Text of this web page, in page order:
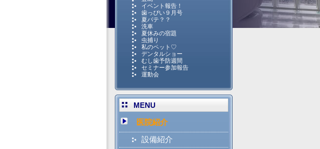
イベント報告！
歯っぴい９月号
夏バテ？？
洗車
夏休みの宿題
虫捕り
私のペット♡
デンタルショー
むし歯予防週間
セミナー参加報告
運動会
MENU
医院紹介
設備紹介